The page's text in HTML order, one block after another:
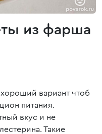
из фарша
вариант чтоб
питания.
вкус и не
Такие